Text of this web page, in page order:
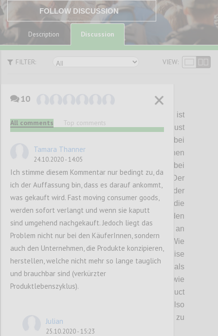
FOLLOW DISCUSSION
Description Discussion
FILTER: VIEW:
P1
Kostenoptimierung ist
spätestens seit dem Bekanntwerden der Just
bei
Toyota in den 70 Jahren des vergangenen
wichtigsten Treiber bei
der Entwicklung von Lieferketten. Der
zum einen und die Reduktion der
Transportkosten
zum anderen
haben die
Produktion aller Produkte rund um den
Globus verteilt und so ein fragiles Netz an
Liefer- und Produktionsketten geschaffen.
Wie
auch diskutiert wurde, hat uns die Krise
gezeigt, dass eine
lineare
Kette niemals
krisenfest sein kann
(daher auch Ansätze wie
Circular Economy oder
Product
Welche Faktoren sind hier also
auschlaggebend, um
hin zu
resilienterenSystemen zu lenken?
10
All comments Top comments
Tamara Thanner
24.10.2020 - 14:05
Ich stimme diesem Kommentar nur bedingt zu, da
ich der Auffassung bin, dass es darauf ankommt,
was gekauft wird. Fast moving consumer goods,
werden sofort verlangt und wenn sie kaputt
sind umgehend nachgekauft. Jedoch liegt das
Problem nicht nur bei den KäuferInnen, sondern
auch den Unternehmen, die Produkte konzipieren,
herstellen, welche nicht mehr so lange tauglich
und brauchbar sind (verkürzter
Produktlebenszyklus).
Julian
25.10.2020 - 15:23